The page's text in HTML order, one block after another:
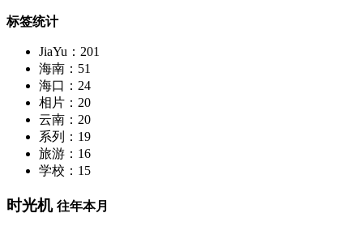
标签统计
JiaYu：201
海南：51
海口：24
相片：20
云南：20
系列：19
旅游：16
学校：15
时光机 往年本月